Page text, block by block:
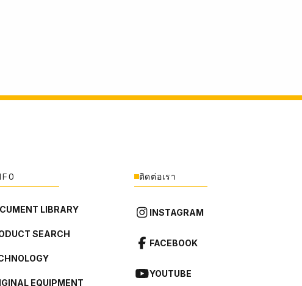
LIBRARY
SEARCH
EQUIPMENT
ติดต่อเรา
INSTAGRAM
FACEBOOK
YOUTUBE